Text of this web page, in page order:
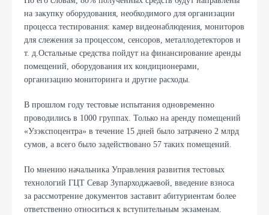
на закупку оборудования, необходимого для организации
процесса тестирования: камер видеонаблюдения, мониторов
для слежения за процессом, сенсоров, металлодетекторов и
т. д.Остальные средства пойдут на финансирование аренды
помещений, оборудования их кондиционерами,
организацию мониторинга и другие расходы.
В прошлом году тестовые испытания одновременно
проводились в 1000 группах. Только на аренду помещений
«Узэкспоцентра» в течение 15 дней было затрачено 2 млрд
сумов, а всего было задействовано 57 таких помещений.
По мнению начальника Управления развития тестовых
технологий ГЦТ Севар Зупарходжаевой, введение взноса
за рассмотрение документов заставит абитуриентам более
ответственно относиться к вступительным экзаменам.